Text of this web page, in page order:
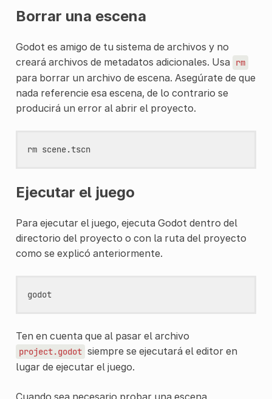
Borrar una escena
Godot es amigo de tu sistema de archivos y no
creará archivos de metadatos adicionales. Usa
rm
para borrar un archivo de escena. Asegúrate de que
nada referencie esa escena, de lo contrario se
producirá un error al abrir el proyecto.
rm scene.tscn
Ejecutar el juego
Para ejecutar el juego, ejecuta Godot dentro del
directorio del proyecto o con la ruta del proyecto
como se explicó anteriormente.
godot
Ten en cuenta que al pasar el archivo
project.godot siempre se ejecutará el editor en
lugar de ejecutar el juego.
Cuando sea necesario probar una escena